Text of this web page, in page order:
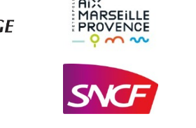
village fleuri
signs